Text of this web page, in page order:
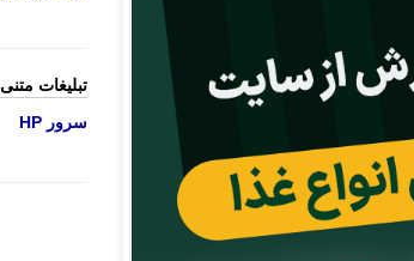
تبلیغات متنی
سرور HP